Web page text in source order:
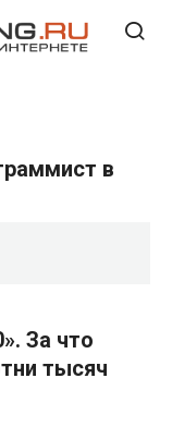
в
За что
тысяч